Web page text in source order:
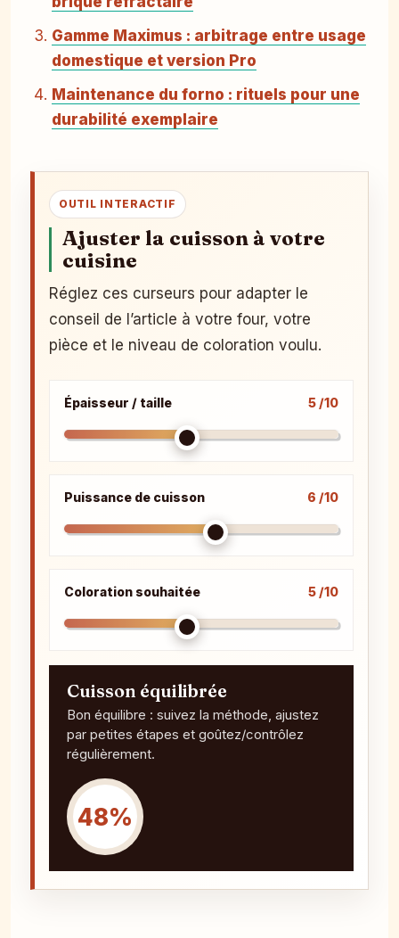
Gamme Maximus : arbitrage entre usage
domestique et version Pro
Maintenance du forno : rituels pour une
durabilité exemplaire
OUTIL INTERACTIF
Ajuster la cuisson à votre
cuisine
Réglez ces curseurs pour adapter le
conseil de l’article à votre four, votre
pièce et le niveau de coloration voulu.
Épaisseur / taille 5 /10
Puissance de cuisson 6 /10
Coloration souhaitée 5 /10
Cuisson équilibrée
Bon équilibre : suivez la méthode, ajustez
par petites étapes et goûtez/contrôlez
régulièrement.
48%